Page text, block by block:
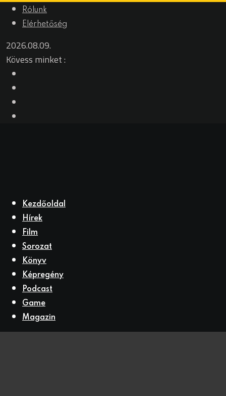
Rólunk
Elérhetőség
2026.08.09.
Kövess minket :
Kezdőoldal
Hírek
Film
Sorozat
Könyv
Képregény
Podcast
Game
Magazin